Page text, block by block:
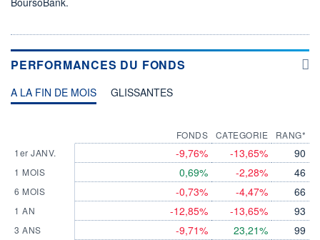
PERFORMANCES DU FONDS
A LA FIN DE MOIS GLISSANTES
1er JANV.
1 MOIS
6 MOIS
1 AN
3 ANS
FONDS
-9,76%
0,69%
-0,73%
-12,85%
-9,71%
CATEGORIE
-13,65%
-2,28%
-4,47%
-13,65%
23,21%
RANG*
90
46
66
93
99